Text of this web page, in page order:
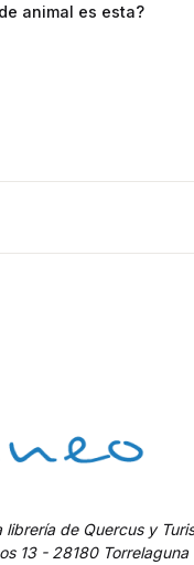
animal es esta?
librería de Quercus y
13 - 28180